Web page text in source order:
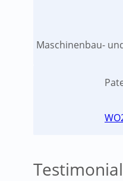
Maschinenbau-
Testimonial